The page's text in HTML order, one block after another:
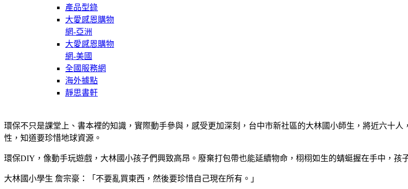
產品型錄
大愛感恩購物
網-亞洲
大愛感恩購物
網-美國
全國服務網
海外據點
靜思書軒
環保不只是課堂上、書本裡的知識，實際動手參與，感受更加深刻，台中市新社區的大林國小師生，將近六十
性，知道要珍惜地球資源。
環保DIY，像動手玩遊戲，大林國小孩子們興致高昂。廢棄打包帶也能延續物命，栩栩如生的蜻蜓握在手中，孩
大林國小學生 詹宗豪：「不要亂買東西，然後要珍惜自己現在所有。」